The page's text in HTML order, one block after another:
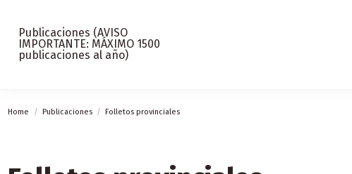
Publicaciones (AVISO
IMPORTANTE: MÁXIMO 1500
publicaciones al año)
Home Publicaciones Folletos provinciales